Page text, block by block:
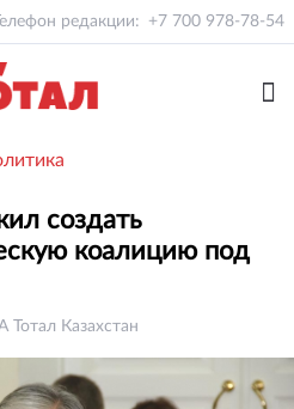
Телефон редакции: +7 700 978-78-54
создать
коалицию под
Тотал Казахстан